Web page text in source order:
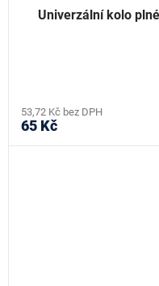
Univerzální kolo
53,72 Kč bez DPH
65 Kč